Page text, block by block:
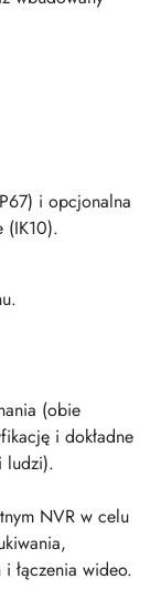
i opcjonalna
(IK10).
(obie
i dokładne
ludzi).
NVR w celu
łączenia wideo.